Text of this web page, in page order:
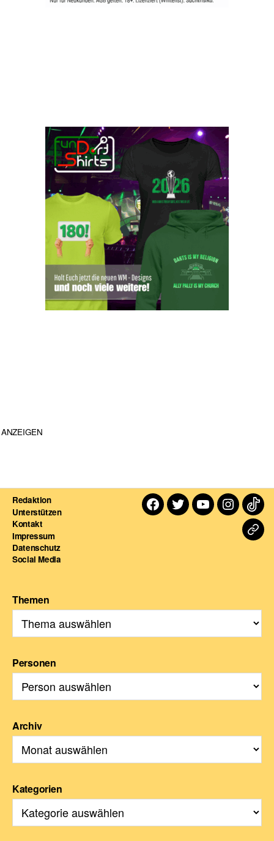
ANZEIGEN
Redaktion
Unterstützen
Kontakt
Impressum
Datenschutz
Social Media
Facebook
TwitterYoutube
Themen
Personen
Archiv
Kategorien